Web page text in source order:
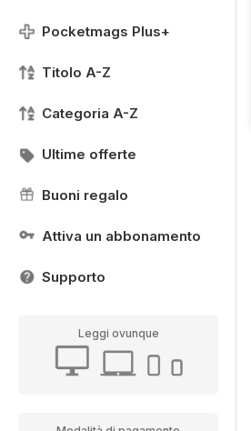
Pocketmags Plus+
Titolo A-Z
Categoria A-Z
Ultime offerte
Buoni regalo
Attiva un abbonamento
Supporto
Leggi ovunque